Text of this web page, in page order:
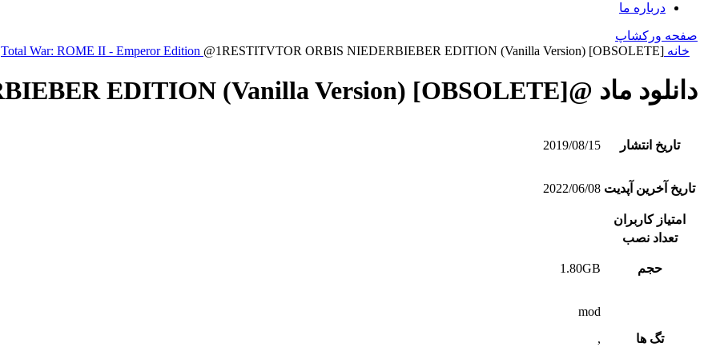
درباره ما
صفحه ورکشاپ
خانه
Total War: ROME II - Emperor Edition @1RESTITVTOR ORBIS NIEDERBIEBER EDITION (Vanilla Version) [OBSOLETE]
دانلود ماد @1RESTITVTOR ORBIS NIEDERBIEBER EDITION (Vanilla Version) [OBSOLETE]
تاریخ انتشار 2019/08/15
تاریخ آخرین آپدیت 2022/06/08
امتیاز کاربران
تعداد نصب
حجم 1.80GB
تگ ها
mod
,